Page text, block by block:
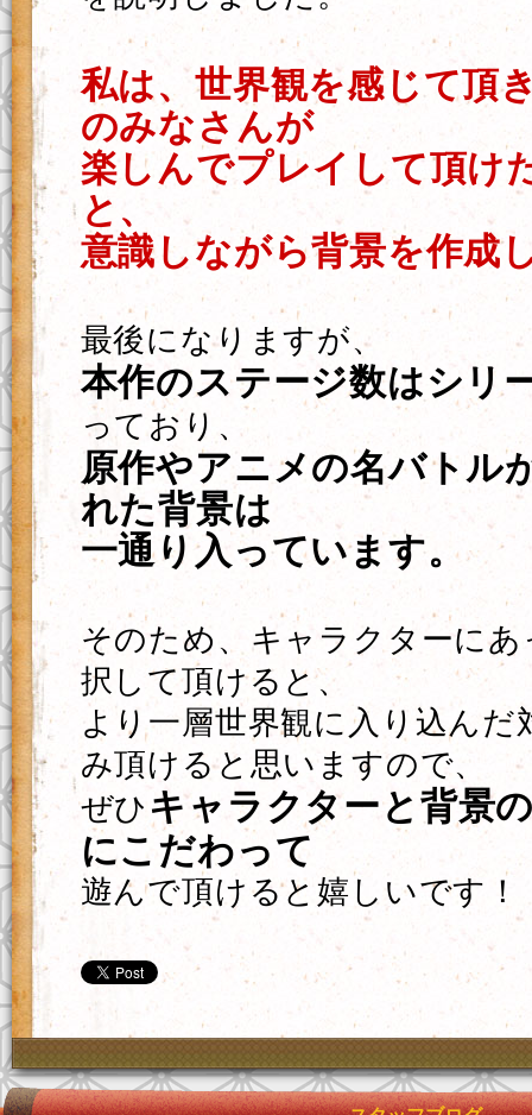
私は、世界観を感じて頂
のみなさんが
楽しんでプレイして頂け
と、
意識しながら背景を作成
最後になりますが、
本作のステージ数はシリ
っており、
原作やアニメの名バトル
れた背景は
一通り入っています。
そのため、キャラクターに
択して頂けると、
より一層世界観に入り込んだ
み頂けると思いますので、
ぜひ キャラクターと背景
にこだわって
遊んで頂けると嬉しいです！